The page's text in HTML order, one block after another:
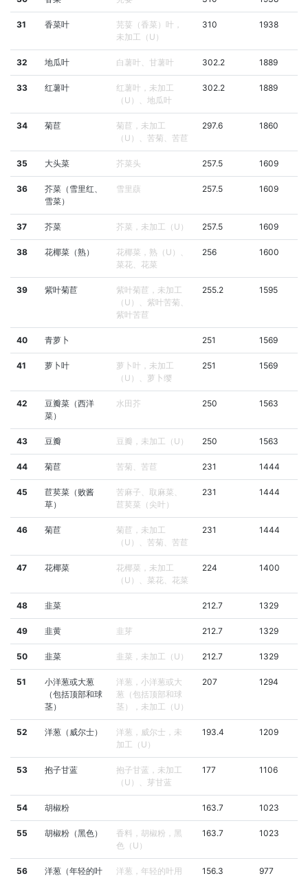
31 香菜叶
芫荽（香菜）叶，
未加工（U）
310 1938
32 地瓜叶 白薯叶、甘薯叶 302.2 1889
33 红薯叶
红薯叶，未加工
（U）、地瓜叶
302.2 1889
34 菊苣
菊苣，未加工
（U）、苦菊、苦苣
297.6 1860
35 大头菜 芥菜头 257.5 1609
36
芥菜（雪里红、
雪菜）
雪里蕻 257.5 1609
37 芥菜 芥菜，未加工（U） 257.5 1609
38 花椰菜（熟）
花椰菜，熟（U）、
菜花、花菜
256 1600
39 紫叶菊苣
紫叶菊苣，未加工
（U）、紫叶苦菊、
紫叶苦苣
255.2 1595
40 青萝卜 251 1569
41 萝卜叶
萝卜叶，未加工
（U）、萝卜缨
251 1569
42
豆瓣菜（西洋
菜）
水田芥 250 1563
43 豆瓣 豆瓣，未加工（U） 250 1563
44 菊苣 苦菊、苦苣 231 1444
45
苣荬菜（败酱
草）
苦麻子、取麻菜、
苣荬菜（尖叶）
231 1444
46 菊苣
菊苣，未加工
（U）、苦菊、苦苣
231 1444
47 花椰菜
花椰菜，未加工
（U）、菜花、花菜
224 1400
48 韭菜 212.7 1329
49 韭黄 韭芽 212.7 1329
50 韭菜 韭菜，未加工（U） 212.7 1329
51
小洋葱或大葱
（包括顶部和球
茎）
洋葱，小洋葱或大
葱（包括顶部和球
茎），未加工（U）
207 1294
52 洋葱（威尔士）
洋葱，威尔士，未
加工（U）
193.4 1209
53 抱子甘蓝
抱子甘蓝，未加工
（U）、芽甘蓝
177 1106
54 胡椒粉 163.7 1023
55 胡椒粉（黑色）
香料，胡椒粉，黑
色（U）
163.7 1023
56 洋葱（年轻的叶 洋葱，年轻的叶用 156.3 977